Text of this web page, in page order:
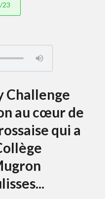
23
Challenge
au cœur de
qui a